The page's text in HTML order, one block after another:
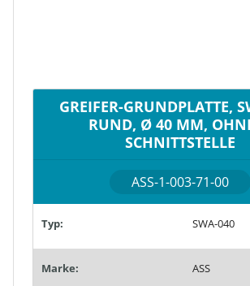
GREIFER-GRUNDPLATTE,
RUND, Ø 40 MM,
SCHNITTSTELLE
ASS-1-003-71-00
Typ: SWA-040
Marke: ASS